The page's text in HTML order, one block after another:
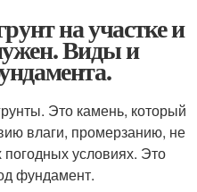
на участке и
Виды и
Это камень, который
влаги, промерзанию, не
условиях. Это
фундамент.